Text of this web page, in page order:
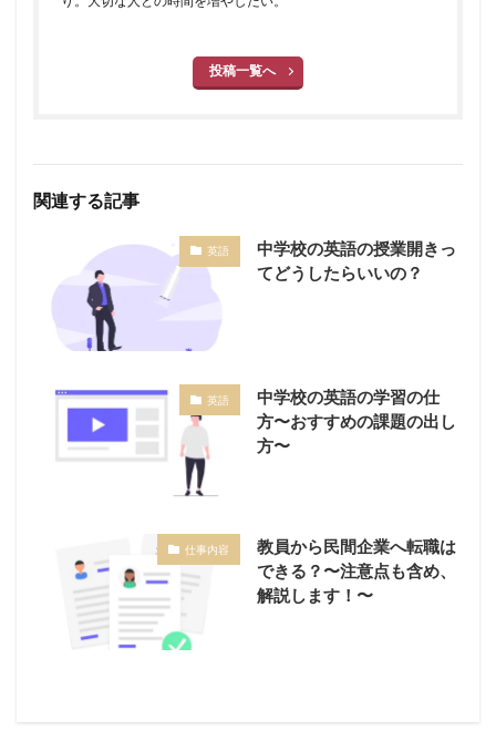
投稿一覧へ
関連する記事
英語
中学校の英語の授業開きっ
てどうしたらいいの？
英語
中学校の英語の学習の仕
方〜おすすめの課題の出し
方〜
仕事内容
教員から民間企業へ転職は
できる？〜注意点も含め、
解説します！〜